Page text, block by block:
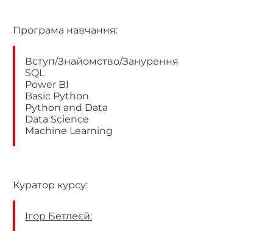
Програма навчання:
Вступ/Знайомство/Занурення
SQL
Power BI
Basic Python
Python and Data
Data Science
Machine Learning
Куратор курсу:
Ігор Бетлеєй: